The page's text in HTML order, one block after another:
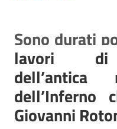
Sono durati
lavori di
dell’antica
dell’Inferno
Giovanni